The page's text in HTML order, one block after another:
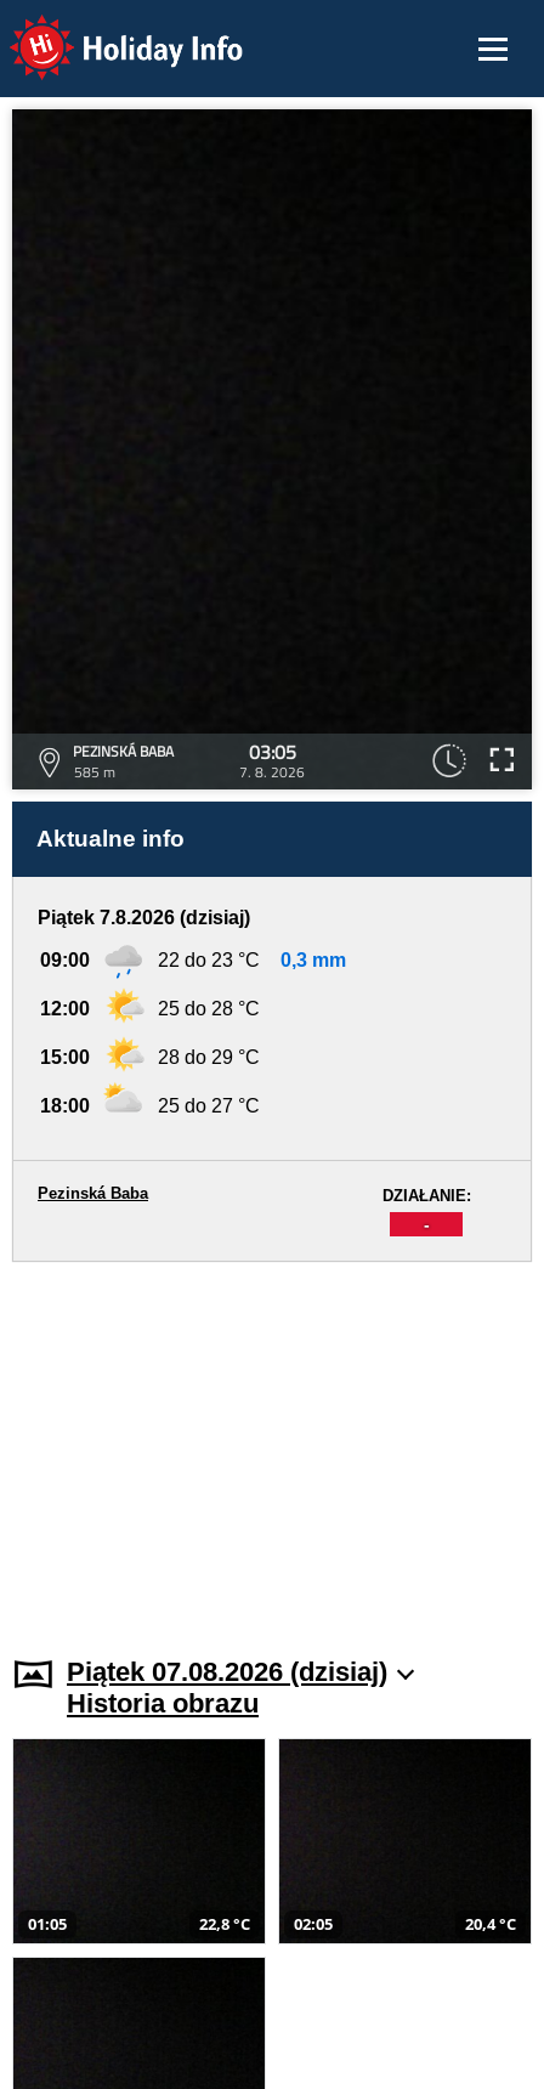
Holiday Info
PEZINSKÁ BABA
585 m
03:05
7. 8. 2026
Aktualne info
Piątek 7.8.2026 (dzisiaj)
09:00 22 do 23 °C 0,3 mm
12:00 25 do 28 °C
15:00 28 do 29 °C
18:00 25 do 27 °C
DZIAŁANIE:
-
Pezinská Baba
Piątek 07.08.2026 (dzisiaj)
Historia obrazu
01:05 22,8 °C 02:05 20,4 °C